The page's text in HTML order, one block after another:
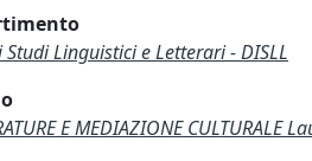
Linguistici e Letterari - DISLL
E MEDIAZIONE